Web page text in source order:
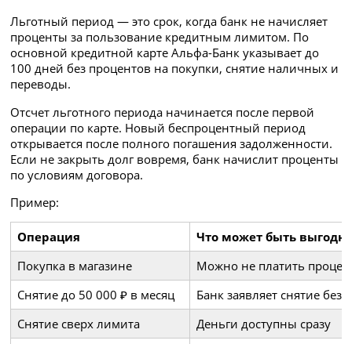
Льготный период — это срок, когда банк не начисляет
проценты за пользование кредитным лимитом. По
основной кредитной карте Альфа-Банк указывает до
100 дней без процентов на покупки, снятие наличных и
переводы.
Отсчет льготного периода начинается после первой
операции по карте. Новый беспроцентный период
открывается после полного погашения задолженности.
Если не закрыть долг вовремя, банк начислит проценты
по условиям договора.
Пример:
Операция
Что может быть
Покупка в магазине
Можно не платить
Снятие до 50 000 ₽ в месяц
Банк заявляет снятие
Снятие сверх лимита
Деньги доступны сразу